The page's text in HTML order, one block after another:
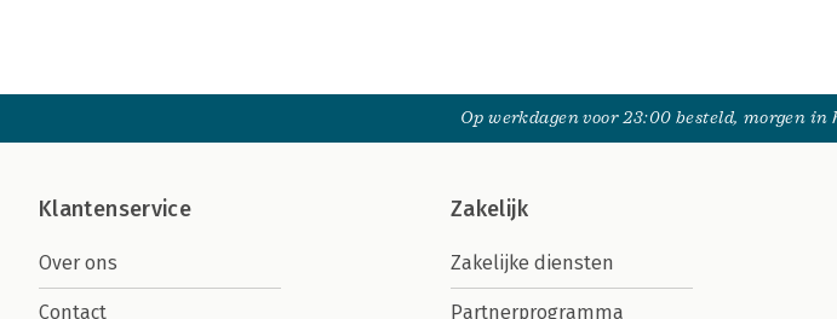
Op werkdagen voor 23:00 besteld, morgen in
Klantenservice
Over ons
Contact
Zakelijk
Zakelijke diensten
Partnerprogramma